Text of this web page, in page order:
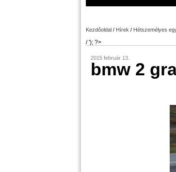
Kezdőoldal / Hírek / Hétszemélyes
/ '); ?>
2015 február 13.
bmw 2